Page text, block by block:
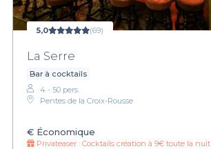
5,0 (69)
La Serre
Bar à cocktails
4 - 50 pers.
Pentes de la Croix-Rousse
€ Économique
Privateaser : Cocktails création à 9€ toute la nuit